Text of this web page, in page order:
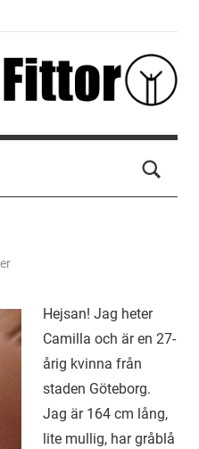
Hejsan! Jag heter
Camilla och är en 27-
årig kvinna från
staden Göteborg.
Jag är 164 cm lång,
lite mullig, har gråblå